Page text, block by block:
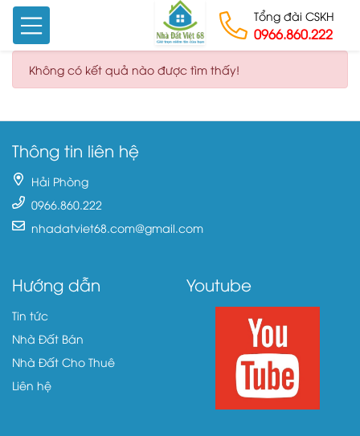
Tổng đài CSKH
0966.860.222
Không có kết quả nào được tìm thấy!
Thông tin liên hệ
Hải Phòng
0966.860.222
nhadatviet68.com@gmail.com
Hướng dẫn
Tin tức
Nhà Đất Bán
Nhà Đất Cho Thuê
Liên hệ
Youtube